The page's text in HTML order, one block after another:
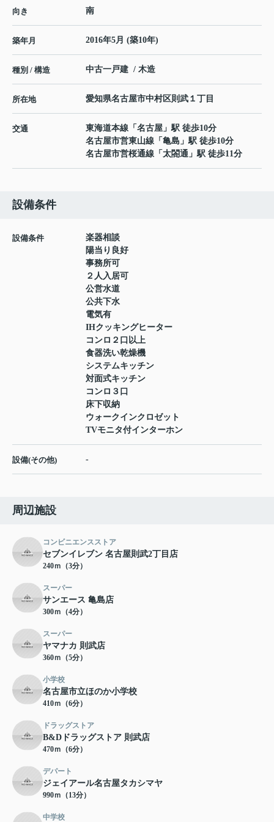
向き 南
築年月 2016年5月 (築10年)
種別 / 構造 中古一戸建 / 木造
所在地 愛知県名古屋市中村区則武 １丁目
交通 東海道本線 「 名古屋 」駅 徒歩10分
名古屋市営東山線 「 亀島 」駅 徒歩10分
名古屋市営桜通線 「 太閤通 」駅 徒歩11分
設備条件
設備条件
楽器相談
陽当り良好
事務所可
２人入居可
公営水道
公共下水
電気有
IHクッキングヒーター
コンロ２口以上
食器洗い乾燥機
システムキッチン
対面式キッチン
コンロ３口
床下収納
ウォークインクロゼット
TVモニタ付インターホン
設備(その他) -
周辺施設
コンビニエンスストア
セブンイレブン 名古屋則武2丁目店
240ｍ（3分）
スーパー
サンエース 亀島店
300ｍ（4分）
スーパー
ヤマナカ 則武店
360ｍ（5分）
小学校
名古屋市立ほのか小学校
410ｍ（6分）
ドラッグストア
B&Dドラッグストア 則武店
470ｍ（6分）
デパート
ジェイアール名古屋タカシマヤ
990ｍ（13分）
中学校